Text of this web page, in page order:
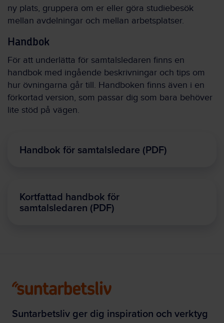
ny plats, gruppera om er eller göra studiebesök
mellan avdelningar och mellan arbetsplatser.
Handbok
För att underlätta för samtalsledaren finns en
handbok med ingående beskrivningar och tips om
hur övningarna går till. Handboken finns även i en
förkortad version, som passar dig som bara behöver
lite stöd på vägen.
Handbok för samtalsledare (PDF)
Kortfattad handbok för
samtalsledaren (PDF)
Suntarbetsliv ger dig inspiration och verktyg